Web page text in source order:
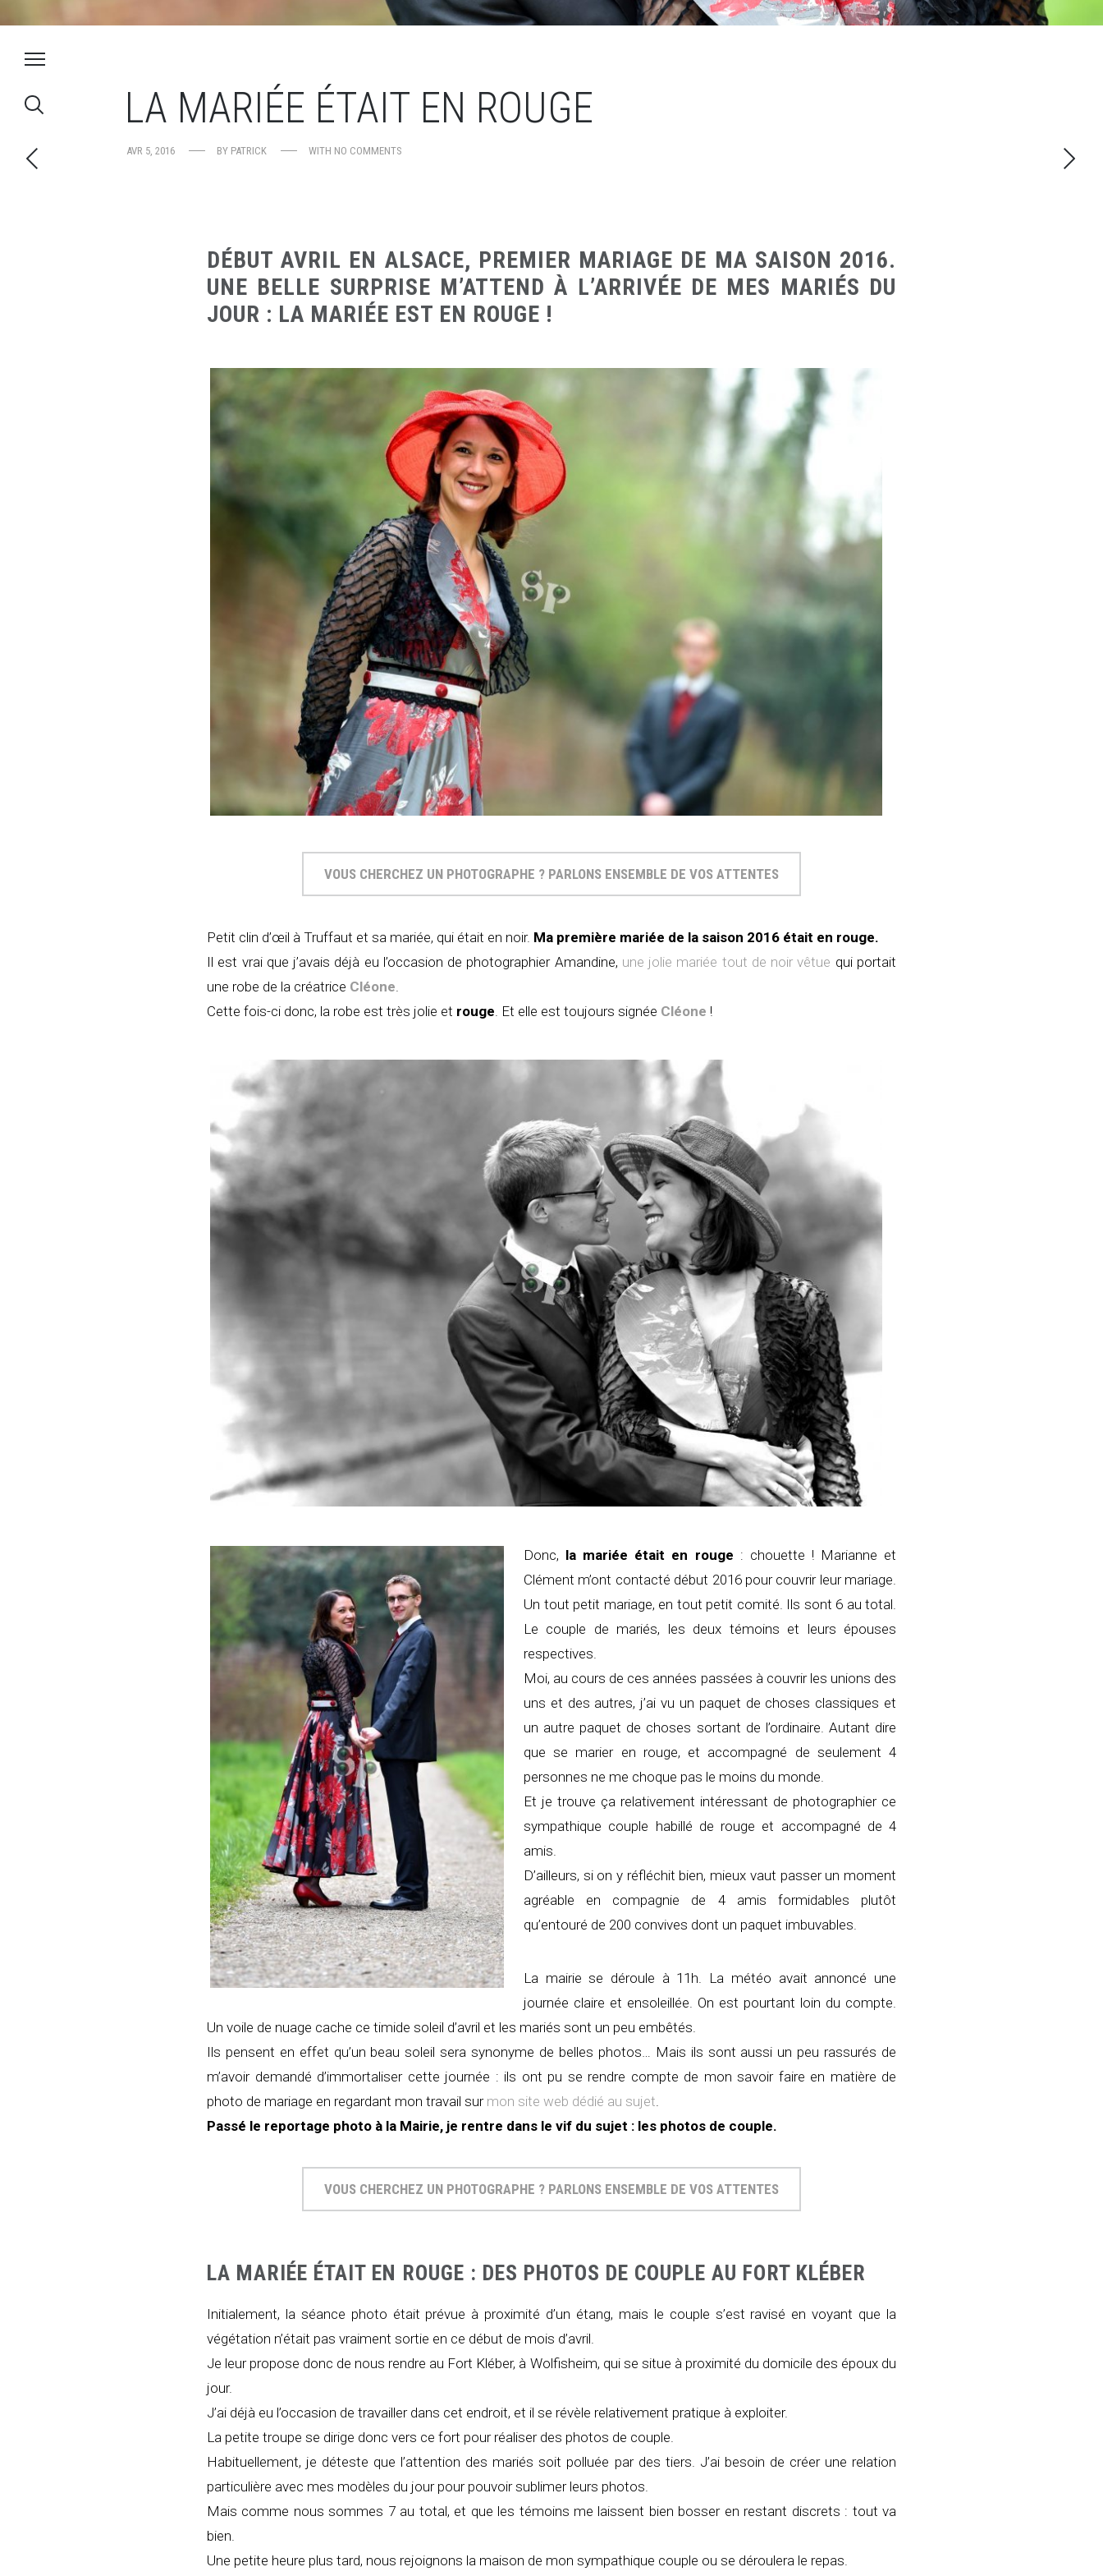
LA MARIÉE ÉTAIT EN ROUGE
AVR 5, 2016 BY PATRICK WITH NO COMMENTS
DÉBUT AVRIL EN ALSACE, PREMIER MARIAGE DE MA SAISON 2016.
UNE BELLE SURPRISE M’ATTEND À L’ARRIVÉE DE MES MARIÉS DU
JOUR : LA MARIÉE EST EN ROUGE !
VOUS CHERCHEZ UN PHOTOGRAPHE ? PARLONS ENSEMBLE DE VOS ATTENTES
Petit clin d’œil à Truffaut et sa mariée, qui était en noir. Ma première mariée de la saison 2016 était en rouge.
Il est vrai que j’avais déjà eu l’occasion de photographier Amandine, une jolie mariée tout de noir vêtue qui portait
une robe de la créatrice Cléone
Cette fois-ci donc, la robe est très jolie et rouge . Et elle est toujours signée Cléone !
Donc, la mariée était en rouge : chouette ! Marianne et
Clément m’ont contacté début 2016 pour couvrir leur mariage.
Un tout petit mariage, en tout petit comité. Ils sont 6 au total.
Le couple de mariés, les deux témoins et leurs épouses
respectives.
Moi, au cours de ces années passées à couvrir les unions des
uns et des autres, j’ai vu un paquet de choses classiques et
un autre paquet de choses sortant de l’ordinaire. Autant dire
que se marier en rouge, et accompagné de seulement 4
personnes ne me choque pas le moins du monde.
Et je trouve ça relativement intéressant de photographier ce
sympathique couple habillé de rouge et accompagné de 4
amis.
D’ailleurs, si on y réfléchit bien, mieux vaut passer un moment
agréable en compagnie de 4 amis formidables plutôt
qu’entouré de 200 convives dont un paquet imbuvables.
La mairie se déroule à 11h. La météo avait annoncé une
journée claire et ensoleillée. On est pourtant loin du compte.
Un voile de nuage cache ce timide soleil d’avril et les mariés sont un peu embêtés.
Ils pensent en effet qu’un beau soleil sera synonyme de belles photos… Mais ils sont aussi un peu rassurés de
m’avoir demandé d’immortaliser cette journée : ils ont pu se rendre compte de mon savoir faire en matière de
photo de mariage en regardant mon travail sur mon site web dédié au sujet.
Passé le reportage photo à la Mairie, je rentre dans le vif du sujet : les photos de couple.
VOUS CHERCHEZ UN PHOTOGRAPHE ? PARLONS ENSEMBLE DE VOS ATTENTES
LA MARIÉE ÉTAIT EN ROUGE : DES PHOTOS DE COUPLE AU FORT KLÉBER
Initialement, la séance photo était prévue à proximité d’un étang, mais le couple s’est ravisé en voyant que la
végétation n’était pas vraiment sortie en ce début de mois d’avril.
Je leur propose donc de nous rendre au Fort Kléber, à Wolfisheim, qui se situe à proximité du domicile des époux du
jour.
J’ai déjà eu l’occasion de travailler dans cet endroit, et il se révèle relativement pratique à exploiter.
La petite troupe se dirige donc vers ce fort pour réaliser des photos de couple.
Habituellement, je déteste que l’attention des mariés soit polluée par des tiers. J’ai besoin de créer une relation
particulière avec mes modèles du jour pour pouvoir sublimer leurs photos.
Mais comme nous sommes 7 au total, et que les témoins me laissent bien bosser en restant discrets : tout va
bien.
Une petite heure plus tard, nous rejoignons la maison de mon sympathique couple ou se déroulera le repas.